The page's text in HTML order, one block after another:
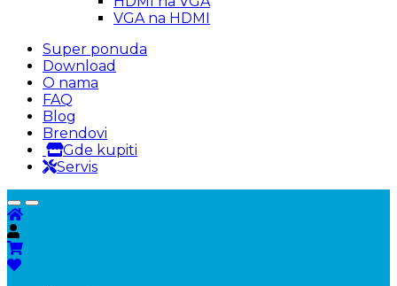
VGA na HDMI
Super ponuda
Download
O nama
FAQ
Blog
Brendovi
Gde kupiti
Servis